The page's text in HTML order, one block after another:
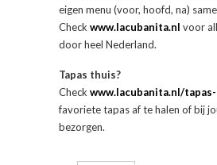
eigen menu (voor, hoofd, na)
Check www.lacubanita.nl voor
door heel Nederland.
Tapas thuis?
Check www.lacubanita.nl/
favoriete tapas af te halen of bij
bezorgen.